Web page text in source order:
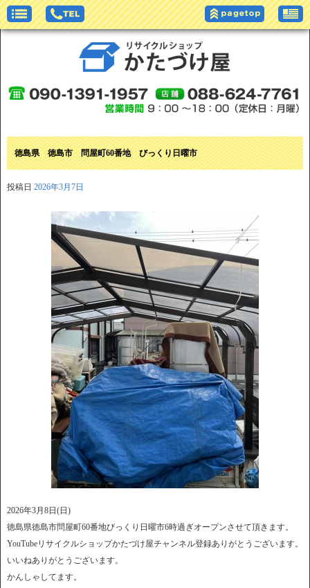
徳島県 徳島市 問屋町60番地 びっくり日曜市
投稿日 2026年3月7日
2026年3月8日(日)
徳島県徳島市問屋町60番地びっくり日曜市6時過ぎオープンさせて頂きます。
YouTubeリサイクルショップかたづけ屋チャンネル登録ありがとうございます。
いいねありがとうございます。
かんしゃしてます。